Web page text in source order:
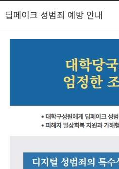
딥페이크 성범죄 예방 안내